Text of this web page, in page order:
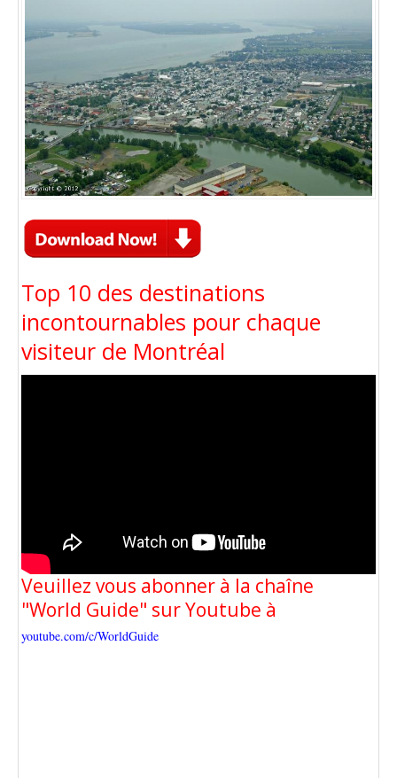
Top 10 des destinations
incontournables pour chaque
visiteur de Montréal
Veuillez vous abonner à la chaîne
"World Guide" sur Youtube à
youtube.com/c/WorldGuide